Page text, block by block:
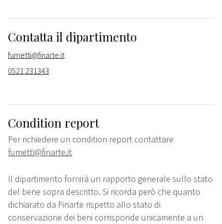
Contatta il dipartimento
fumetti@finarte.it
0521 231343
Condition report
Per richiedere un condition report contattare
fumetti@finarte.it
Il dipartimento fornirà un rapporto generale sullo stato
del bene sopra descritto. Si ricorda però che quanto
dichiarato da Finarte rispetto allo stato di
conservazione dei beni corrisponde unicamente a un